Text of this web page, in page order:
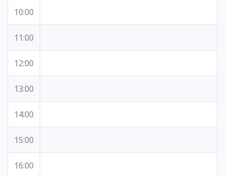
10:00
11:00
12:00
13:00
14:00
15:00
16:00